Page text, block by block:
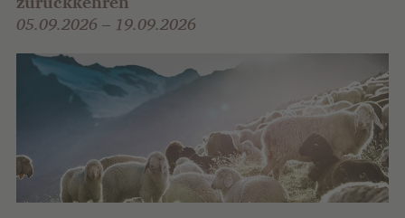
05.09.2026 – 19.09.2026